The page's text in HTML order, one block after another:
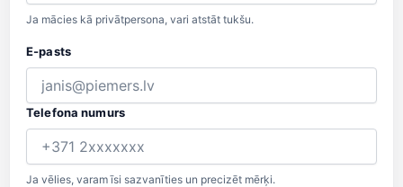
Ja mācies kā privātpersona, vari atstāt tukšu.
E-pasts
Telefona numurs
Ja vēlies, varam īsi sazvanīties un precizēt mērķi.